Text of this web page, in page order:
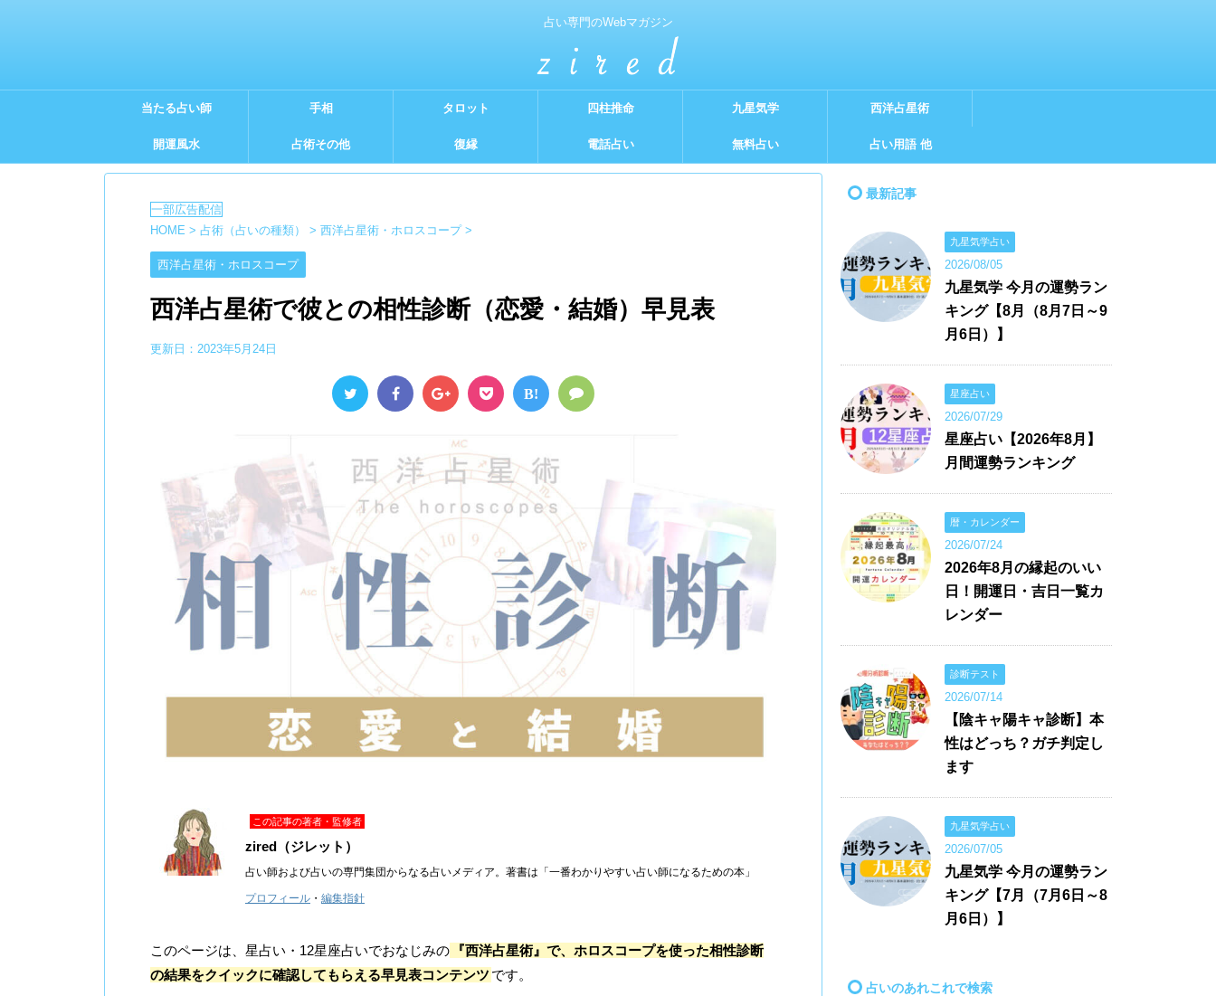
占い専門のWebマガジン
当たる占い師 手相 タロット 四柱推命 九星気学 西洋占星術
開運風水 占術その他 復縁 電話占い 無料占い 占い用語 他
HOME > 占術（占いの種類） > 西洋占星術・ホロスコープ >
西洋占星術・ホロスコープ
西洋占星術で彼との相性診断（恋愛・結婚）早見表
更新日： 2023年5月24日
B!
この記事の著者・監修者
zired（ジレット）
占い師および占いの専門集団からなる占いメディア。著書は「一番わかりやすい占い師になるための本」
プロフィール ・ 編集指針
このページは、星占い・12星座占いでおなじみの
『西洋占星術』で、ホロスコープを使った相性診断
の結果をクイックに確認してもらえる早見表コンテンツ です。
最新記事
九星気学占い
2026/08/05
九星気学 今月の運勢ラン
キング【8月（8月7日～9
月6日）】
星座占い
2026/07/29
星座占い【2026年8月】
月間運勢ランキング
暦・カレンダー
2026/07/24
2026年8月の縁起のいい
日！開運日・吉日一覧カ
レンダー
診断テスト
2026/07/14
【陰キャ陽キャ診断】本
性はどっち？ガチ判定し
ます
九星気学占い
2026/07/05
九星気学 今月の運勢ラン
キング【7月（7月6日～8
月6日）】
占いのあれこれで検索